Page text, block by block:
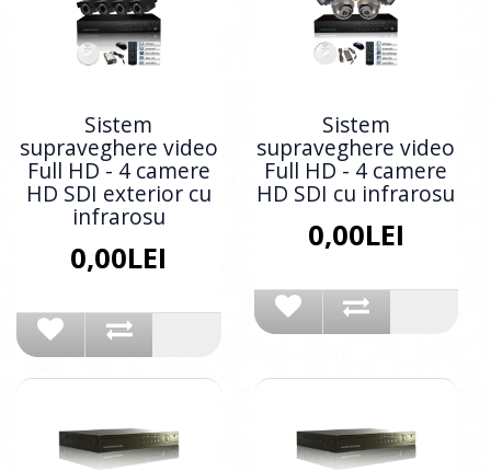
Sistem
supraveghere video
Full HD - 4 camere
HD SDI exterior cu
infrarosu
0,00LEI
Sistem
supraveghere video
Full HD - 4 camere
HD SDI cu infrarosu
0,00LEI